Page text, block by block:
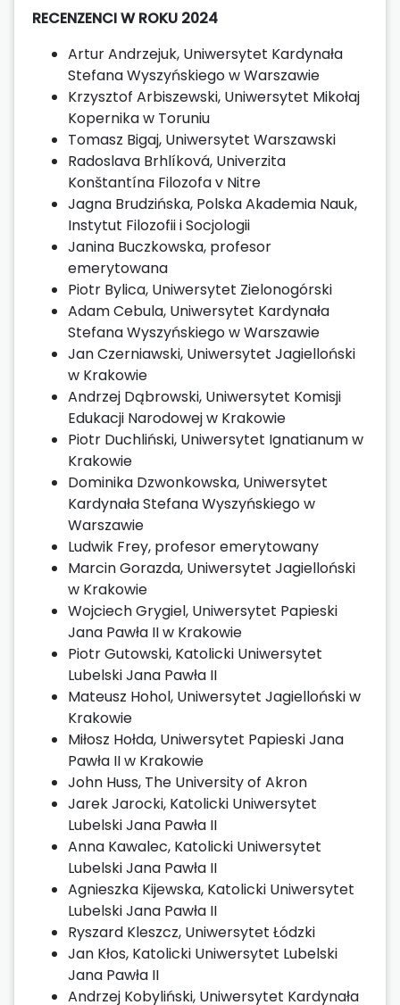
RECENZENCI W ROKU 2024
Artur Andrzejuk, Uniwersytet Kardynała
Stefana Wyszyńskiego w Warszawie
Krzysztof Arbiszewski, Uniwersytet Mikołaj
Kopernika w Toruniu
Tomasz Bigaj, Uniwersytet Warszawski
Radoslava Brhlíková, Univerzita
Konštantína Filozofa v Nitre
Jagna Brudzińska, Polska Akademia Nauk,
Instytut Filozofii i Socjologii
Janina Buczkowska, profesor
emerytowana
Piotr Bylica, Uniwersytet Zielonogórski
Adam Cebula, Uniwersytet Kardynała
Stefana Wyszyńskiego w Warszawie
Jan Czerniawski, Uniwersytet Jagielloński
w Krakowie
Andrzej Dąbrowski, Uniwersytet Komisji
Edukacji Narodowej w Krakowie
Piotr Duchliński, Uniwersytet Ignatianum w
Krakowie
Dominika Dzwonkowska, Uniwersytet
Kardynała Stefana Wyszyńskiego w
Warszawie
Ludwik Frey, profesor emerytowany
Marcin Gorazda, Uniwersytet Jagielloński
w Krakowie
Wojciech Grygiel, Uniwersytet Papieski
Jana Pawła II w Krakowie
Piotr Gutowski, Katolicki Uniwersytet
Lubelski Jana Pawła II
Mateusz Hohol, Uniwersytet Jagielloński w
Krakowie
Miłosz Hołda, Uniwersytet Papieski Jana
Pawła II w Krakowie
John Huss, The University of Akron
Jarek Jarocki, Katolicki Uniwersytet
Lubelski Jana Pawła II
Anna Kawalec, Katolicki Uniwersytet
Lubelski Jana Pawła II
Agnieszka Kijewska, Katolicki Uniwersytet
Lubelski Jana Pawła II
Ryszard Kleszcz, Uniwersytet Łódzki
Jan Kłos, Katolicki Uniwersytet Lubelski
Jana Pawła II
Andrzej Kobyliński, Uniwersytet Kardynała